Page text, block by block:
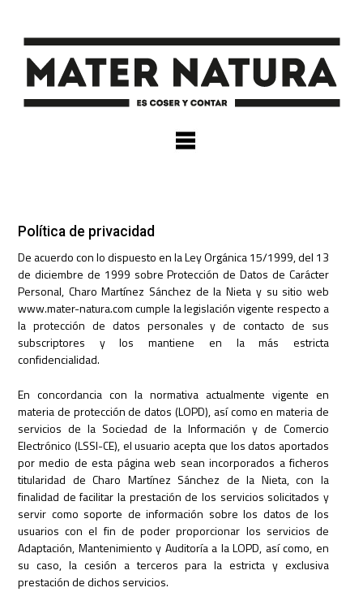
×
Política de privacidad
De acuerdo con lo dispuesto en la Ley Orgánica 15/1999, del 13
de diciembre de 1999 sobre Protección de Datos de Carácter
Personal, Charo Martínez Sánchez de la Nieta y su sitio web
www.mater-natura.com cumple la legislación vigente respecto a
la protección de datos personales y de contacto de sus
subscriptores y los mantiene en la más estricta
confidencialidad.
En concordancia con la normativa actualmente vigente en
materia de protección de datos (LOPD), así como en materia de
servicios de la Sociedad de la Información y de Comercio
Electrónico (LSSI-CE), el usuario acepta que los datos aportados
por medio de esta página web sean incorporados a ficheros
titularidad de Charo Martínez Sánchez de la Nieta, con la
finalidad de facilitar la prestación de los servicios solicitados y
servir como soporte de información sobre los datos de los
usuarios con el fin de poder proporcionar los servicios de
Adaptación, Mantenimiento y Auditoría a la LOPD, así como, en
su caso, la cesión a terceros para la estricta y exclusiva
prestación de dichos servicios.